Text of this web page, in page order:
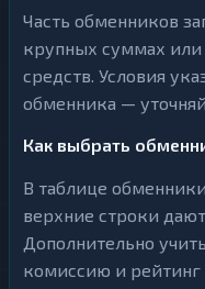
Часть обменников
крупных суммах или
средств. Условия
обменника —
Как выбрать
В таблице
верхние строки
Дополнительно
комиссию и рейтинг